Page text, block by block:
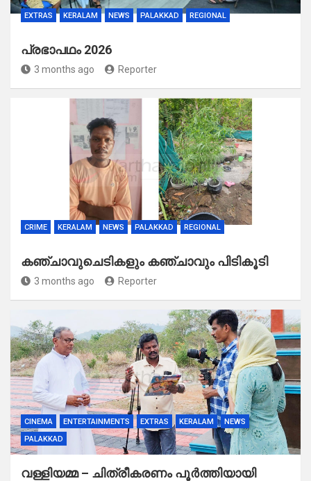
EXTRAS KERALAM NEWS PALAKKAD REGIONAL
പ്രഭാപഥം 2026
3 months ago Reporter
CRIME KERALAM NEWS PALAKKAD REGIONAL
കഞ്ചാവുചെടികളും കഞ്ചാവും പിടികൂടി
3 months ago Reporter
CINEMA ENTERTAINMENTS EXTRAS KERALAM
NEWS
PALAKKAD
വള്ളിയമ്മ – ചിത്രീകരണം പൂർത്തിയായി